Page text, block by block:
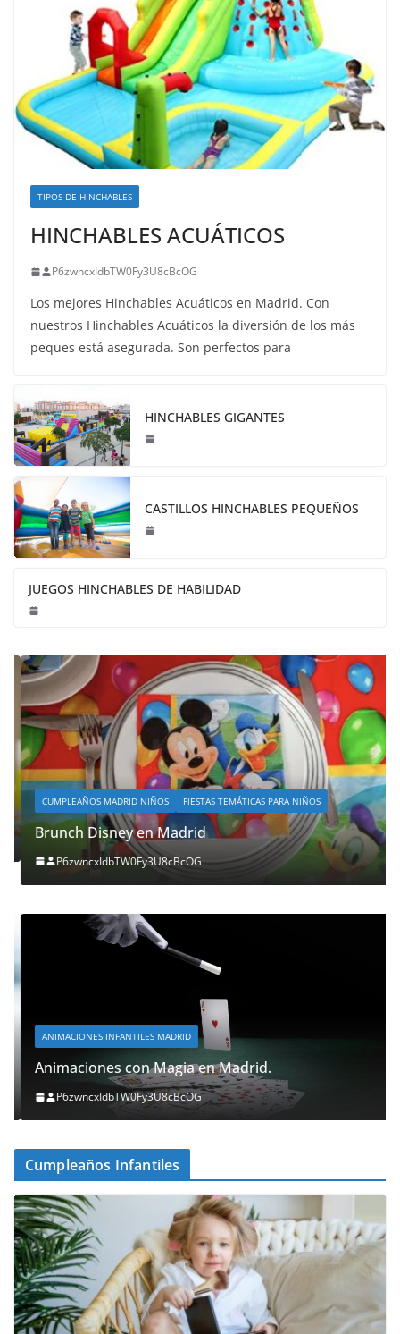
TIPOS DE HINCHABLES
HINCHABLES ACUÁTICOS
P6zwncxIdbTW0Fy3U8cBcOG
Los mejores Hinchables Acuáticos en Madrid. Con
nuestros Hinchables Acuáticos la diversión de los más
peques está asegurada. Son perfectos para
HINCHABLES GIGANTES
CASTILLOS HINCHABLES PEQUEÑOS
JUEGOS HINCHABLES DE HABILIDAD
CUMPLEAÑOS MADRID NIÑOS FIESTAS TEMÁTICAS PARA NIÑOS
Brunch Disney en Madrid
P6zwncxIdbTW0Fy3U8cBcOG
ANIMACIONES INFANTILES MADRID
Animaciones con Magia en Madrid.
P6zwncxIdbTW0Fy3U8cBcOG
Cumpleaños Infantiles